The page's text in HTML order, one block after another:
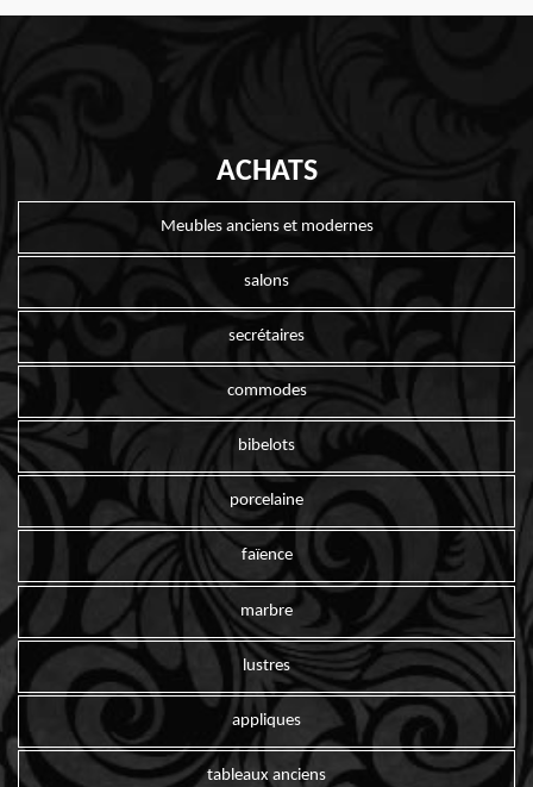
ACHATS
Meubles anciens et modernes
salons
secrétaires
commodes
bibelots
porcelaine
faïence
marbre
lustres
appliques
tableaux anciens